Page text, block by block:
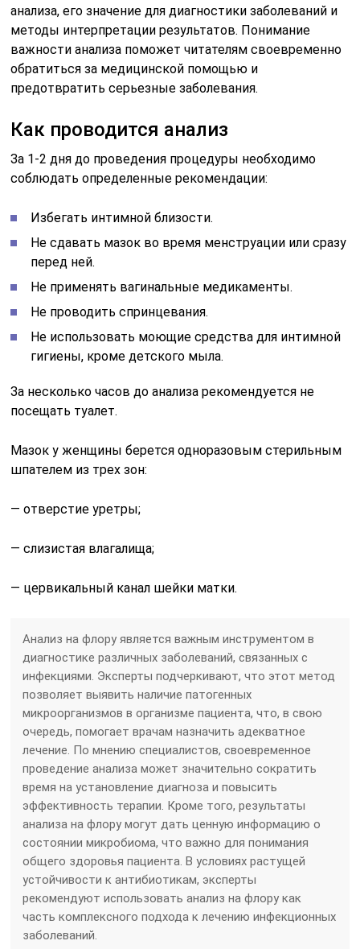
анализа, его значение для диагностики заболеваний и
методы интерпретации результатов. Понимание
важности анализа поможет читателям своевременно
обратиться за медицинской помощью и
предотвратить серьезные заболевания.
Как проводится анализ
За 1-2 дня до проведения процедуры необходимо
соблюдать определенные рекомендации:
Избегать интимной близости.
Не сдавать мазок во время менструации или сразу
перед ней.
Не применять вагинальные медикаменты.
Не проводить спринцевания.
Не использовать моющие средства для интимной
гигиены, кроме детского мыла.
За несколько часов до анализа рекомендуется не
посещать туалет.
Мазок у женщины берется одноразовым стерильным
шпателем из трех зон:
— отверстие уретры;
— слизистая влагалища;
— цервикальный канал шейки матки.
Анализ на флору является важным инструментом в
диагностике различных заболеваний, связанных с
инфекциями. Эксперты подчеркивают, что этот метод
позволяет выявить наличие патогенных
микроорганизмов в организме пациента, что, в свою
очередь, помогает врачам назначить адекватное
лечение. По мнению специалистов, своевременное
проведение анализа может значительно сократить
время на установление диагноза и повысить
эффективность терапии. Кроме того, результаты
анализа на флору могут дать ценную информацию о
состоянии микробиома, что важно для понимания
общего здоровья пациента. В условиях растущей
устойчивости к антибиотикам, эксперты
рекомендуют использовать анализ на флору как
часть комплексного подхода к лечению инфекционных
заболеваний.